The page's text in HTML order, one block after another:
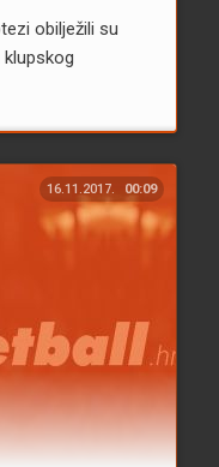
obilježili su
16.11.2017. 00:09